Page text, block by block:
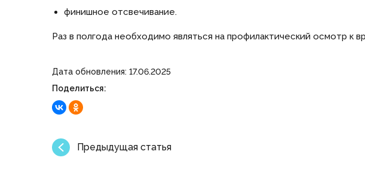
финишное отсвечивание.
Раз в полгода необходимо являться на профилактический осмотр к
Дата обновления: 17.06.2025
Поделиться:
Предыдущая статья